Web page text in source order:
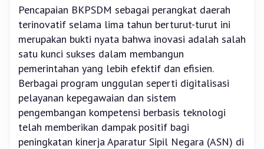
Pencapaian BKPSDM sebagai perangkat daerah
terinovatif selama lima tahun berturut-turut ini
merupakan bukti nyata bahwa inovasi adalah salah
satu kunci sukses dalam membangun
pemerintahan yang lebih efektif dan efisien.
Berbagai program unggulan seperti digitalisasi
pelayanan kepegawaian dan sistem
pengembangan kompetensi berbasis teknologi
telah memberikan dampak positif bagi
peningkatan kinerja Aparatur Sipil Negara (ASN) di